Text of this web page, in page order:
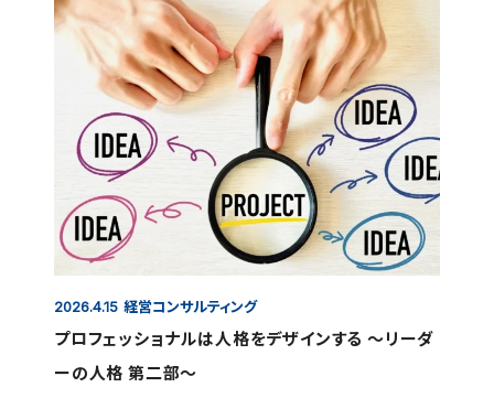
2026.4.15 経営コンサルティング
プロフェッショナルは人格をデザインする ～リーダ
ーの人格 第二部～